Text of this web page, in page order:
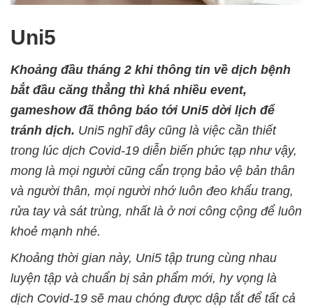
Uni5
Khoảng đầu tháng 2 khi thông tin về dịch bệnh
bắt đầu căng thẳng thì khá nhiều event,
gameshow đã thông báo tới Uni5 dời lịch để
tránh dịch. Uni5 nghĩ đây cũng là việc cần thiết
trong lúc dịch Covid-19 diễn biến phức tạp như vậy,
mong là mọi người cũng cẩn trọng bảo vệ bản thân
và người thân, mọi người nhớ luôn đeo khẩu trang,
rửa tay và sát trùng, nhất là ở nơi công cộng để luôn
khoẻ mạnh nhé.
Khoảng thời gian này, Uni5 tập trung cùng nhau
luyện tập và chuẩn bị sản phẩm mới, hy vọng là
dịch Covid-19 sẽ mau chóng được dập tắt để tất cả